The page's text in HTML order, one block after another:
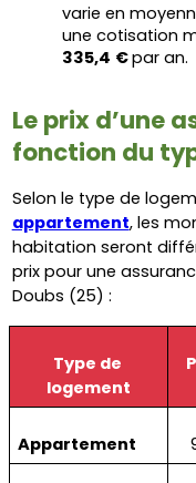
varie en
335,4 € par an.
Le prix d’une
fonction du
Selon le type de
appartement, les
habitation seront
prix pour une
Doubs (25) :
Type de
logement
Appartement